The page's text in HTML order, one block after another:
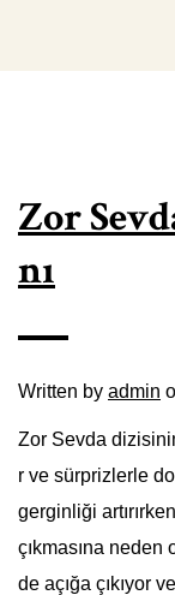
Zor
nı
Written by admin
Zor Sevda
r ve sürprizlerle
gerginliği
çıkmasına
de açığa çıkıyor